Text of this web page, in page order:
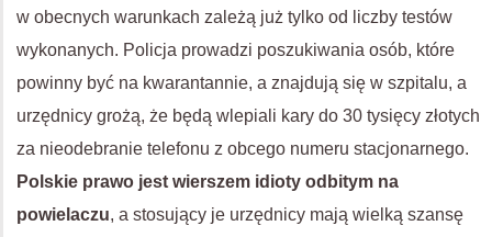
w obecnych warunkach zależą już tylko od liczby testów
wykonanych. Policja prowadzi poszukiwania osób, które
powinny być na kwarantannie, a znajdują się w szpitalu, a
urzędnicy grożą, że będą wlepiali kary do 30 tysięcy złotych
za nieodebranie telefonu z obcego numeru stacjonarnego.
Polskie prawo jest wierszem idioty odbitym na
powielaczu, a stosujący je urzędnicy mają wielką szansę